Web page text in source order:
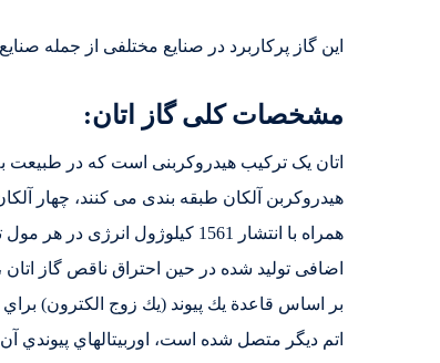
این گاز پرکاربرد در صنایع مختلفی از جمله
مشخصات کلی گاز اتان:
اتان یک ترکیب هیدروکربنی است که در طبیعت
هیدروکربن آلکان طبقه بندی می کنند، چهار
همراه با انتشار 1561
اضافی تولید شده در حین احتراق ناقص گاز اتان
بر اساس قاعدة يك پيوند (يك زوج الكترون) براي